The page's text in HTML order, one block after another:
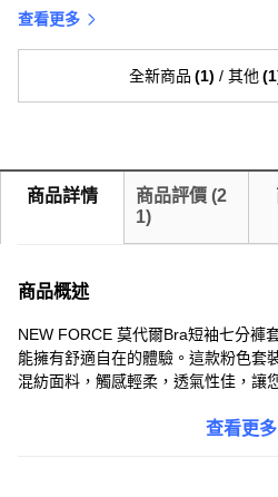
查看更多
全新商品 (1) /其他 (1
商品詳情 商品評價 (2
1)
商品概述
NEW FORCE 莫代爾Bra短袖七分褲
能擁有舒適自在的體驗。這款粉色套
混紡面料，觸感輕柔，透氣性佳，讓
輕鬆自在。七分褲設計，活動方便，
查看更多